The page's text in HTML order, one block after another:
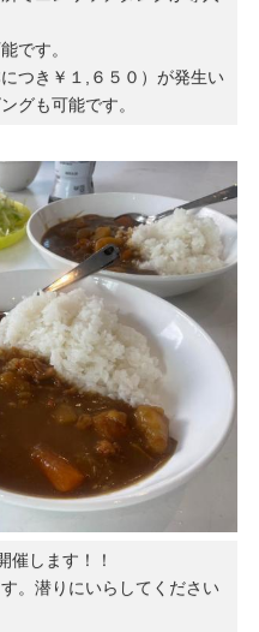
です。
つき￥１,６５０）が発生い
グも可能です。
催します！！
。潜りにいらしてください